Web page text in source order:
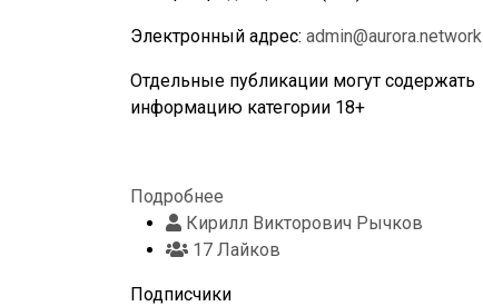
Электронный адрес: admin@aurora.network
Отдельные публикации могут содержать
информацию категории 18+
Подробнее
Кирилл Викторович Рычков
17 Лайков
Подписчики